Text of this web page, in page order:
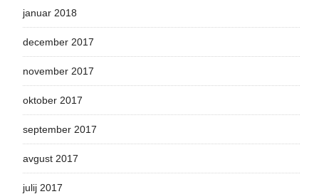
januar 2018
december 2017
november 2017
oktober 2017
september 2017
avgust 2017
julij 2017